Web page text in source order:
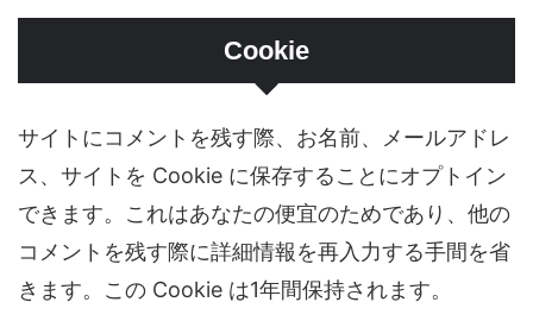
Cookie
サイトにコメントを残す際、お名前、メールアドレ
ス、サイトを Cookie に保存することにオプトイン
できます。これはあなたの便宜のためであり、他の
コメントを残す際に詳細情報を再入力する手間を省
きます。この Cookie は1年間保持されます。